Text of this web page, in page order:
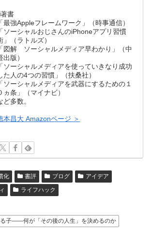
書
「最強Appleフレームワーク」（時事通信）
「ソーシャルおじさんのiPhoneアプリ習慣
」（ラトルズ）
「図解 ソーシャルメディア早わかり」（中
出版）
「ソーシャルメディアを使っていきなり成功
た人の4つの習慣」（扶桑社）
「ソーシャルメディアを武器にするための１
ヵ条」（マイナビ）
ど多数。
本昌大 Amazonページ ＞
化 書評 ブログ
アイデア
ライフハック
子――何が「その後の人生」を決めるのか